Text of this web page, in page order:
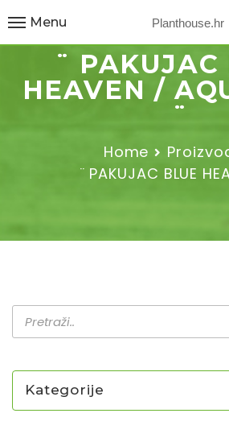
Planthouse.hr
Menu
¨ PAKUJAC
HEAVEN /
¨
Home
¨ PAKUJAC BLUE
Kategorije